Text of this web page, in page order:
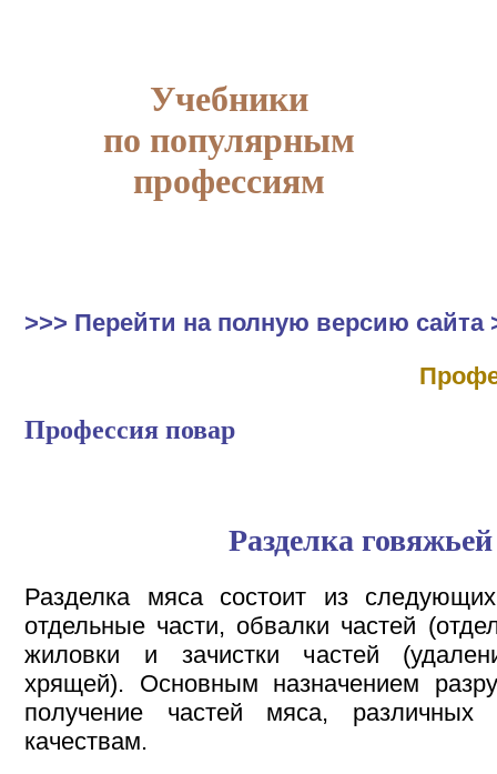
Учебники
по популярным
профессиям
>>> Перейти на полную версию сайта
Профессия повар
Разделка
Разделка мяса состоит из
отдельные части, обвалки частей
жиловки и зачистки частей
хрящей). Основным назначением
получение частей мяса,
качествам.